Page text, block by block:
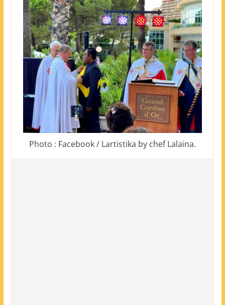
Photo : Facebook / Lartistika by chef Lalaina.